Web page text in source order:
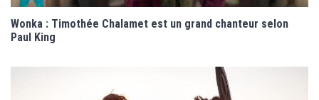
Wonka : Timothée Chalamet est un grand chanteur selon
Paul King